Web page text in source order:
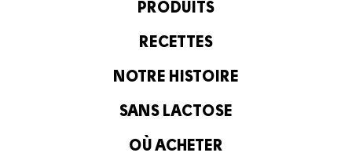
PRODUITS
RECETTES
NOTRE HISTOIRE
SANS LACTOSE
OÙ ACHETER